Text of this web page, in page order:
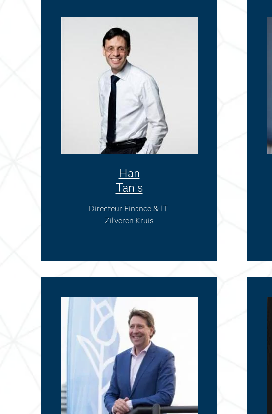
Han
Tanis
Directeur Finance & IT
Zilveren Kruis